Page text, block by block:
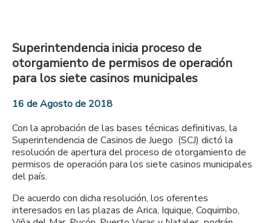
Superintendencia inicia proceso de
otorgamiento de permisos de operación
para los siete casinos municipales
16 de Agosto de 2018
Con la aprobación de las bases técnicas definitivas, la
Superintendencia de Casinos de Juego (SCJ) dictó la
resolución de apertura del proceso de otorgamiento de
permisos de operación para los siete casinos municipales
del país.
De acuerdo con dicha resolución, los oferentes
interesados en las plazas de Arica, Iquique, Coquimbo,